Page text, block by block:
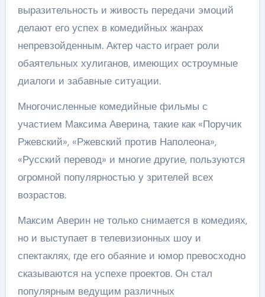
выразительность и живость передачи эмоций
делают его успех в комедийных жанрах
непревзойденным. Актер часто играет роли
обаятельных хулиганов, имеющих остроумные
диалоги и забавные ситуации.
Многочисленные комедийные фильмы с
участием Максима Аверина, такие как «Поручик
Ржевский», «Ржевский против Наполеона»,
«Русский перевод» и многие другие, пользуются
огромной популярностью у зрителей всех
возрастов.
Максим Аверин не только снимается в комедиях,
но и выступает в телевизионных шоу и
спектаклях, где его обаяние и юмор превосходно
сказываются на успехе проектов. Он стал
популярным ведущим различных